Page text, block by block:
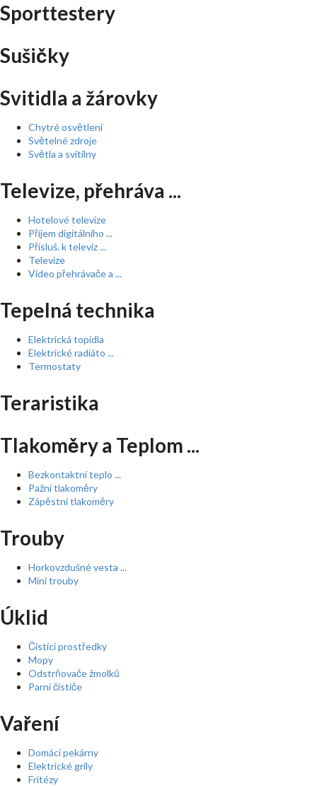
Sporttestery
Sušičky
Svitidla a žárovky
Chytré osvětlení
Světelné zdroje
Světla a svítilny
Televize, přehráva ...
Hotelové televize
Příjem digitálního ...
Přísluš. k televiz ...
Televize
Video přehrávače a ...
Tepelná technika
Elektrická topidla
Elektrické radiáto ...
Termostaty
Teraristika
Tlakoměry a Teplom ...
Bezkontaktní teplo ...
Pažní tlakoměry
Zápěstní tlakoměry
Trouby
Horkovzdušné vesta ...
Mini trouby
Úklid
Čistící prostředky
Mopy
Odstrňovače žmolků
Parní čističe
Vaření
Domácí pekárny
Elektrické grily
Fritézy